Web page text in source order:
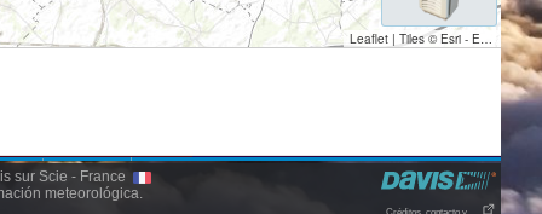
sur Scie - France
meteorológica.